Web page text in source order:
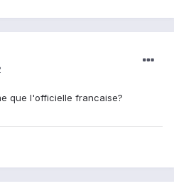
que l'officielle francaise?